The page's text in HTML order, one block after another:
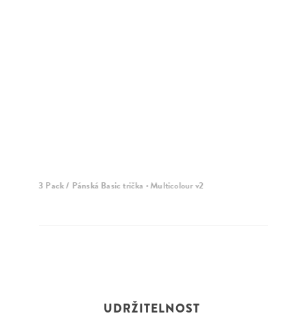
3 Pack / Pánská Basic trička · Multicolour v2
UDRŽITELNOST